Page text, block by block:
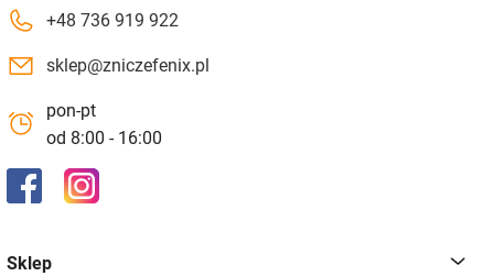
+48 736 919 922
sklep@zniczefenix.pl
pon-pt
od 8:00 - 16:00
Sklep